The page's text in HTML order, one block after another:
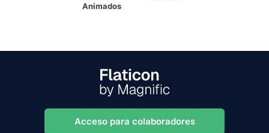
Animados
Acceso para colaboradores